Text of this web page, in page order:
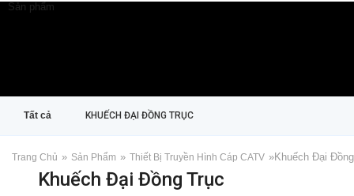
Sản phẩm
Tất cả KHUẾCH ĐẠI ĐỒNG TRỤC
Trang Chủ » Sản Phẩm » Thiết Bị Truyền Hình Cáp CATV »Khuếch Đại
Khuếch Đại Đồng Trục